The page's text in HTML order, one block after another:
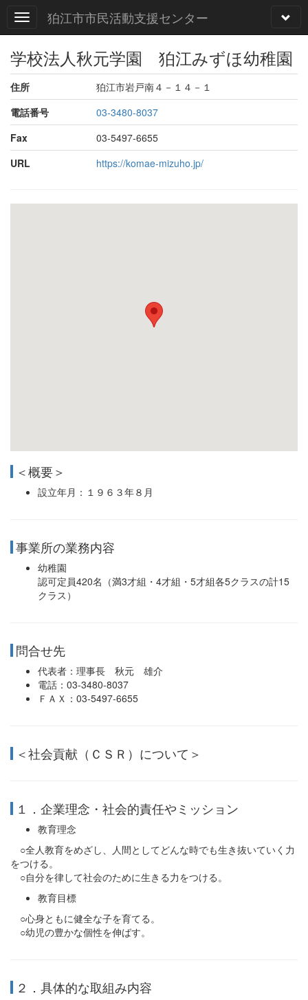
狛江市市民活動支援センター
学校法人秋元学園 狛江みずほ幼稚園
住所
狛江市岩戸南４－１４－１
電話番号
03-3480-8037
Fax
03-5497-6655
URL
https://komae-mizuho.jp/
＜概要＞
設立年月：１９６３年８月
事業所の業務内容
幼稚園
認可定員420名（満3才組・4才組・5才組各5クラスの計15
クラス）
問合せ先
代表者：理事長 秋元 雄介
電話：03-3480-8037
ＦＡＸ：03-5497-6655
＜社会貢献（ＣＳＲ）について＞
１．企業理念・社会的責任やミッション
教育理念
○全人教育をめざし、人間としてどんな時でも生き抜いていく力
をつける。
○自分を律して社会のために生きる力をつける。
教育目標
○心身ともに健全な子を育てる。
○幼児の豊かな個性を伸ばす。
２．具体的な取組み内容